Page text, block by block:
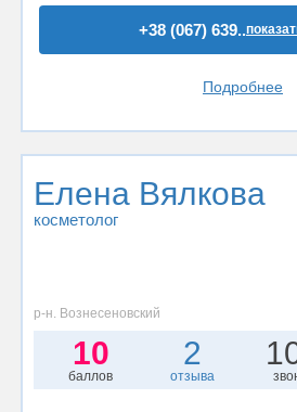
+38 (067) 639..
Подробнее
Елена Вялкова
косметолог
р-н. Вознесеновский
10
баллов
2
отзыва